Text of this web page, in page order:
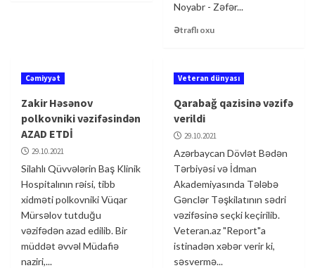
Noyabr - Zəfər...
Ətraflı oxu
Cəmiyyət
Zakir Həsənov
polkovniki vəzifəsindən
AZAD ETDİ
29.10.2021
Silahlı Qüvvələrin Baş Klinik
Hospitalının rəisi, tibb
xidməti polkovniki Vüqar
Mürsəlov tutduğu
vəzifədən azad edilib. Bir
müddət əvvəl Müdafiə
naziri,...
Veteran dünyası
Qarabağ qazisinə vəzifə
verildi
29.10.2021
Azərbaycan Dövlət Bədən
Tərbiyəsi və İdman
Akademiyasında Tələbə
Gənclər Təşkilatının sədri
vəzifəsinə seçki keçirilib.
Veteran.az "Report"a
istinadən xəbər verir ki,
səsvermə...